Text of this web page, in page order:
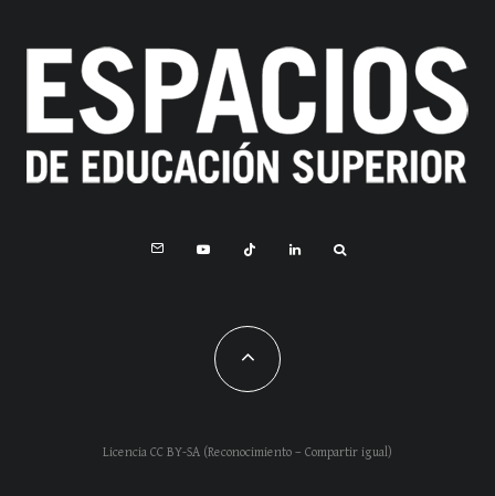
Licencia CC BY-SA (Reconocimiento – Compartir igual)